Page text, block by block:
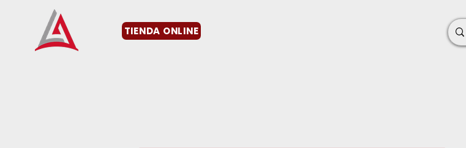
TIENDA ONLINE